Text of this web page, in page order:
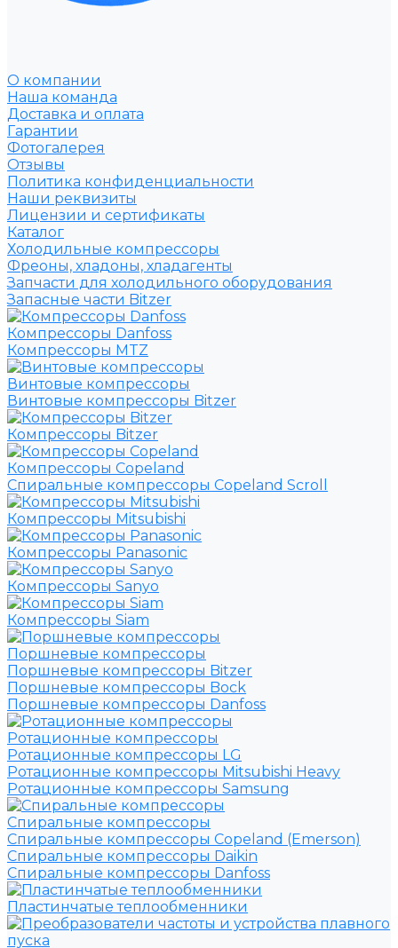
О компании
Наша команда
Доставка и оплата
Гарантии
Фотогалерея
Отзывы
Политика конфиденциальности
Наши реквизиты
Лицензии и сертификаты
Каталог
Холодильные компрессоры
Фреоны, хладоны, хладагенты
Запчасти для холодильного оборудования
Запасные части Bitzer
Компрессоры Danfoss
Компрессоры MTZ
Винтовые компрессоры
Винтовые компрессоры Bitzer
Компрессоры Bitzer
Компрессоры Copeland
Спиральные компрессоры Copeland Scroll
Компрессоры Mitsubishi
Компрессоры Panasonic
Компрессоры Sanyo
Компрессоры Siam
Поршневые компрессоры
Поршневые компрессоры Bitzer
Поршневые компрессоры Bock
Поршневые компрессоры Danfoss
Ротационные компрессоры
Ротационные компрессоры LG
Ротационные компрессоры Mitsubishi Heavy
Ротационные компрессоры Samsung
Спиральные компрессоры
Спиральные компрессоры Copeland (Emerson)
Спиральные компрессоры Daikin
Спиральные компрессоры Danfoss
Пластинчатые теплообменники